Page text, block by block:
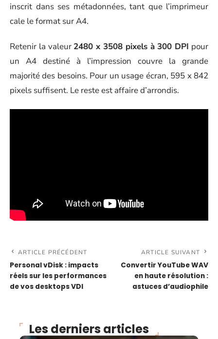
inscrit dans ses métadonnées, tant que l’imprimeur
cale le format sur A4.
Retenir la valeur 2480 x 3508 pixels à 300 DPI pour
un A4 destiné à l’impression couvre la grande
majorité des besoins. Pour un usage écran, 595 x 842
pixels suffisent. Le reste est affaire d’arrondis.
ARTICLE PRÉCÉDENT
Personal vDisk : impacts
réels sur les performances
de vos desktops VDI
ARTICLE SUIVANT
Convertir YouTube WAV
en haute résolution :
astuces d’audiophile
Les derniers articles